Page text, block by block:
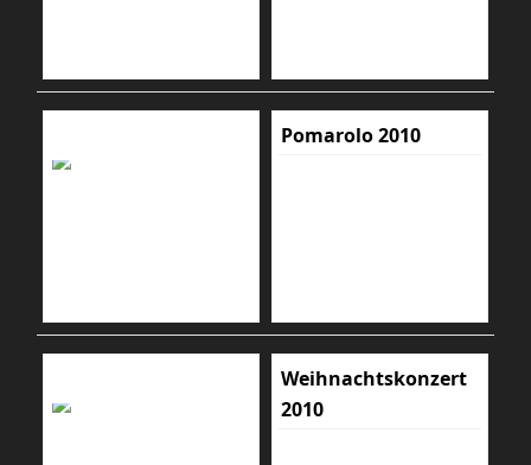
Pomarolo 2010
Weihnachtskonzert
2010